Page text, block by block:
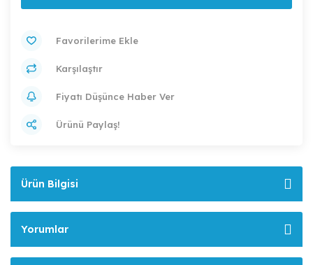
Karşılaştır
Fiyatı Düşünce Haber Ver
Ürünü Paylaş!
Ürün Bilgisi
Yorumlar